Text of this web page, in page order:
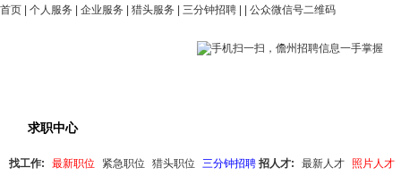
首页 个人服务 企业服务 猎头服务 三分钟招聘 公众微信号二维码
求职中心
找工作: 最新职位 紧急职位 猎头职位 三分钟招聘 招人才: 最新人才 照片人才